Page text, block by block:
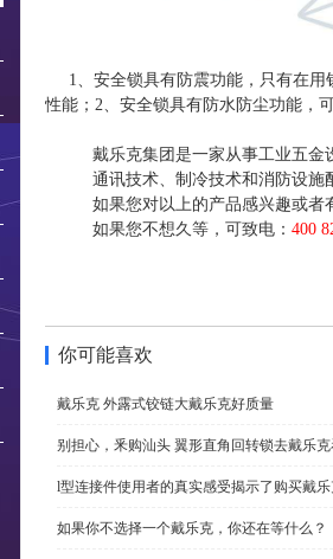
1、安全锁具有防震功能，只有在
性能；2、安全锁具有防水防尘功能，
戴乐克集团是一家从事工业五金
通讯技术、制冷技术和消防设
如果您对以上的产品感兴趣或者
如果您不想久等，可致电： 400
你可能喜欢
戴乐克 外露式铰链大戴乐克好质量
别担心，釆购汕头 翼形直角回转锁去戴乐
l型连接件使用者的真实感受揭示了购买戴
如果你不选择一个戴乐克，你还在等什么？